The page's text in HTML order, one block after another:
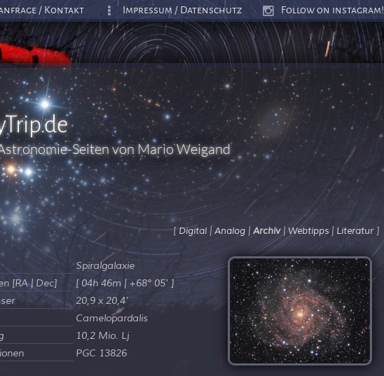
Seiten von Mario Weigand
[Digital |Analog | Archiv|Webtipps | Literatur ]
Spiralgalaxie
[RA | Dec]
[ 04h 46m | +68° 05' ]
20,9 x 20,4'
Camelopardalis
10,2 Mio. Lj
PGC 13826
/ Kontakt Impressum / Datenschutz Follow on instagram!